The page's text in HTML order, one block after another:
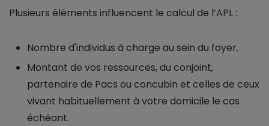
Plusieurs éléments influencent le calcul de l’APL :
Nombre d'individus à charge au sein du foyer.
Montant de vos ressources, du conjoint,
partenaire de Pacs ou concubin et celles de ceux
vivant habituellement à votre domicile le cas
échéant.